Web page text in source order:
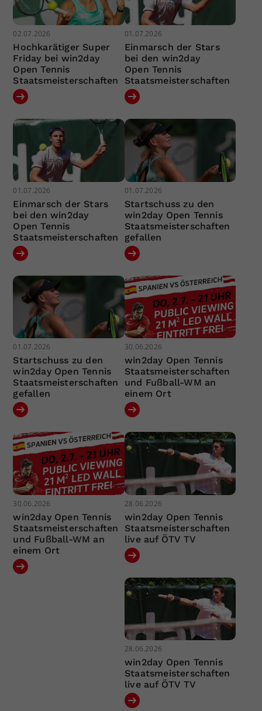
02.07.2026
Hochkarätiger Super
Friday bei win2day
Open Tennis
Staatsmeisterschaften
01.07.2026
Einmarsch der Stars
bei den win2day
Open Tennis
Staatsmeisterschaften
01.07.2026
Einmarsch der Stars
bei den win2day
Open Tennis
Staatsmeisterschaften
01.07.2026
Startschuss zu den
win2day Open Tennis
Staatsmeisterschaften
gefallen
01.07.2026
Startschuss zu den
win2day Open Tennis
Staatsmeisterschaften
gefallen
30.06.2026
win2day Open Tennis
Staatsmeisterschaften
und Fußball-WM an
einem Ort
30.06.2026
win2day Open Tennis
Staatsmeisterschaften
und Fußball-WM an
einem Ort
28.06.2026
win2day Open Tennis
Staatsmeisterschaften
live auf ÖTV TV
28.06.2026
win2day Open Tennis
Staatsmeisterschaften
live auf ÖTV TV